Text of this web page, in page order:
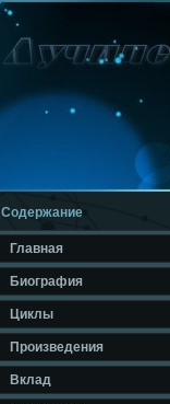
Содержание
Главная
Биография
Циклы
Произведения
Вклад